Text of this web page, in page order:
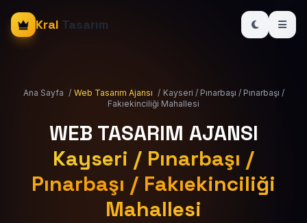
Kral Tasarım
Ana Sayfa / Web Tasarım Ajansı / Kayseri / Pınarbaşı / Pınarbaşı /
Fakıekinciliği Mahallesi
WEB TASARIM AJANSI
Kayseri / Pınarbaşı /
Pınarbaşı / Fakıekinciliği
Mahallesi